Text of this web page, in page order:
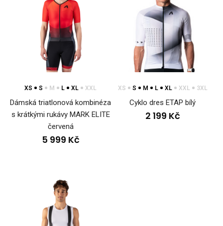
XS S M L XL XXL
Dámská triatlonová kombinéza
s krátkými rukávy MARK ELITE
červená
5 999 Kč
XS S M L XL XXL 3XL
Cyklo dres ETAP bílý
2 199 Kč